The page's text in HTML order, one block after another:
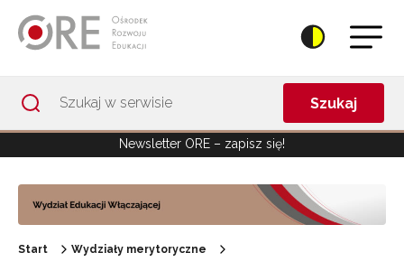
Szukaj
Newsletter ORE – zapisz się!
Start
Wydziały merytoryczne